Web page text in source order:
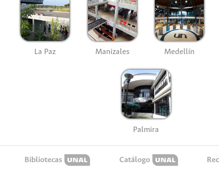
La Paz Manizales Medellín
Palmira
Bibliotecas Catálogo